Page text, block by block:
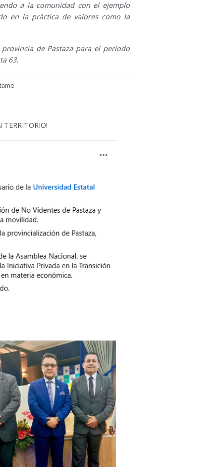
a la comunidad con el ejemplo
en la práctica de valores como la
de Pastaza para el periodo
63.
TERRITORIO!